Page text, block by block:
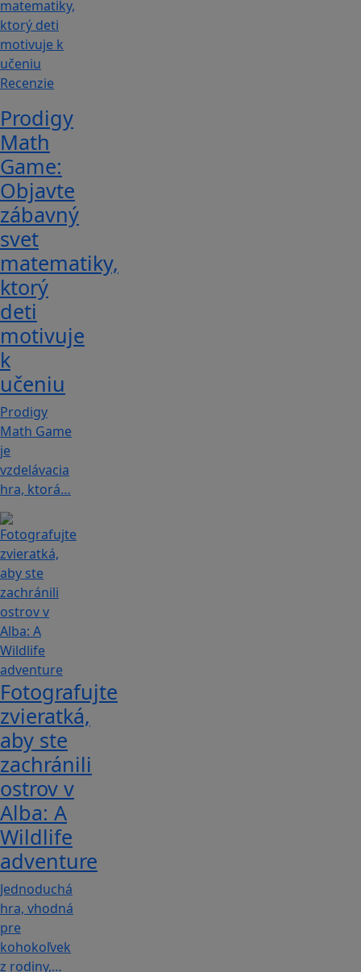
Recenzie
Prodigy
Math
Game:
Objavte
zábavný
svet
matematiky,
ktorý
deti
motivuje
k
učeniu
Prodigy
Math Game
je
vzdelávacia
hra, ktorá…
Fotografujte
zvieratká,
aby ste
zachránili
ostrov v
Alba: A
Wildlife
adventure
Jednoduchá
hra, vhodná
pre
kohokoľvek
z rodiny,…